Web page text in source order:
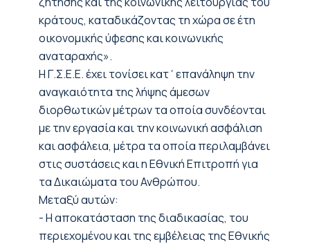
κράτους, καταδικάζοντας τη χώρα σε έτη
οικονομικής ύφεσης και κοινωνικής
αναταραχής».
Η Γ.Σ.Ε.Ε. έχει τονίσει κατ΄επανάληψη την
αναγκαιότητα της λήψης άμεσων
διορθωτικών μέτρων τα οποία συνδέονται
με την εργασία και την κοινωνική ασφάλιση
και ασφάλεια, μέτρα τα οποία περιλαμβάνει
στις συστάσεις και η Εθνική Επιτροπή για
τα Δικαιώματα του Ανθρώπου.
Μεταξύ αυτών:
- Η αποκατάσταση της διαδικασίας, του
περιεχομένου και της εμβέλειας της Εθνικής